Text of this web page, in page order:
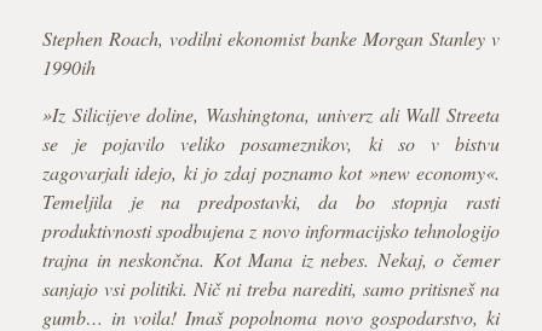
Stephen Roach, vodilni ekonomist banke Morgan Stanley v
1990ih
»Iz Silicijeve doline, Washingtona, univerz ali Wall Streeta
se je pojavilo veliko posameznikov, ki so v bistvu
zagovarjali idejo, ki jo zdaj poznamo kot »new economy«.
Temeljila je na predpostavki, da bo stopnja rasti
produktivnosti spodbujena z novo informacijsko tehnologijo
trajna in neskončna. Kot Mana iz nebes. Nekaj, o čemer
sanjajo vsi politiki. Nič ni treba narediti, samo pritisneš na
gumb… in voila! Imaš popolnoma novo gospodarstvo, ki